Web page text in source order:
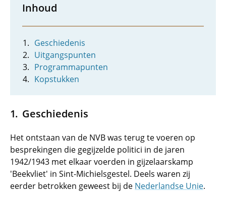
Inhoud
Geschiedenis
Uitgangspunten
Programmapunten
Kopstukken
Geschiedenis
Het ontstaan van de NVB was terug te voeren op
besprekingen die gegijzelde politici in de jaren
1942/1943 met elkaar voerden in gijzelaarskamp
'Beekvliet' in Sint-Michielsgestel. Deels waren zij
eerder betrokken geweest bij de Nederlandse Unie.